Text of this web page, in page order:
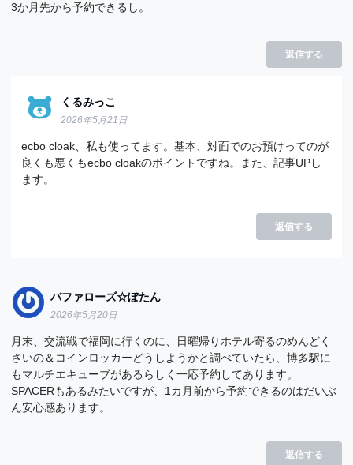
3か月先から予約できるし。
返信する
くるみっこ
2026年5月21日
ecbo cloak、私も使ってます。基本、対面でのお預けってのが
良くも悪くもecbo cloakのポイントですね。また、記事UPし
ます。
返信する
バファローズ☆ぽたん
2026年5月20日
月末、交流戦で福岡に行くのに、日曜帰りホテル寄るのめんどく
さいの＆コインロッカーどうしようかと調べていたら、博多駅に
もマルチエキューブがあるらしく一応予約してあります。
SPACERもあるみたいですが、1カ月前から予約できるのはだいぶ
ん安心感あります。
返信する